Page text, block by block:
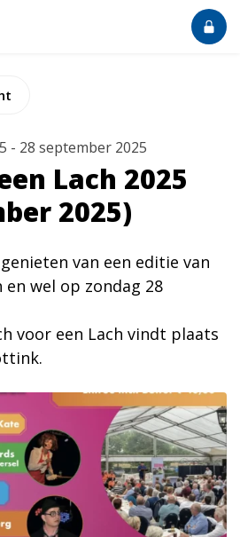
- 28 september 2025
Lach 2025
2025)
van een editie van
en wel op zondag 28
voor een Lach vindt plaats